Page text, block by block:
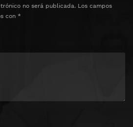
no será publicada. Los campos
con *